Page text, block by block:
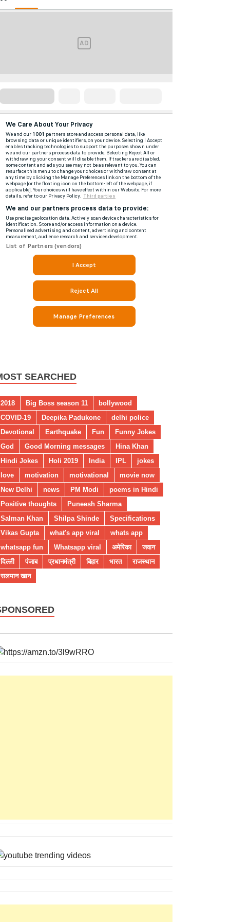
SEARCHED
2018 Big Boss season 11
bollywood
COVID-19
Deepika Padukone
delhi police
Devotional
Earthquake Fun
Funny Jokes
God
Good Morning messages
Hina Khan
Hindi Jokes
Holi 2019 India IPL
jokes
love
motivation motivational
movie now
New Delhi
news PM Modi
poems in Hindi
Positive thoughts
Puneesh Sharma
Salman Khan
Shilpa Shinde
Specifications
Vikas Gupta
what's app viral
whats app
whatsapp fun
Whatsapp viral अमेरिका
जवान
दिल्ली
पंजाब प्रधानमंत्री बिहार भारत
राजस्थान
सलमान खान